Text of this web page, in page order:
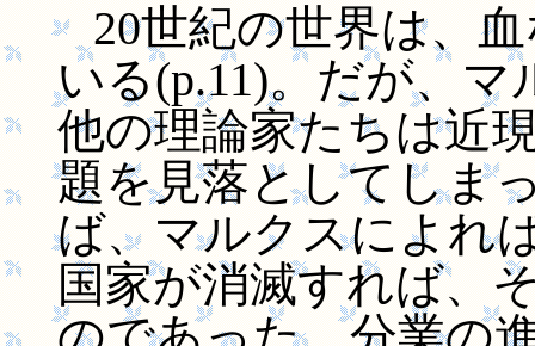
20世紀の世界は、血
いる(p.11)。だが、
他の理論家たちは近
題を見落としてしま
ば、マルクスによれ
国家が消滅すれば、